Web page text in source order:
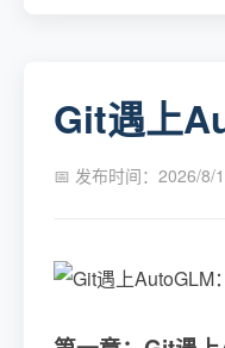
Git遇上
📅 发布时间：2026/8/